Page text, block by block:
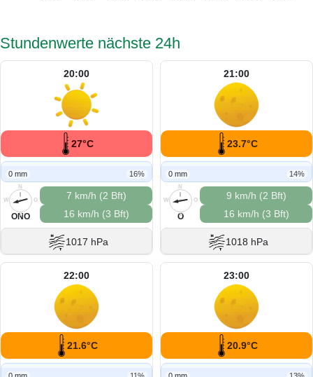
Stundenwerte nächste 24h
20:00
27°C
0 mm 16%
N
O
S
W
ONO
7 km/h (2 Bft)
16 km/h (3 Bft)
1017 hPa
21:00
23.7°C
0 mm 14%
N
O
S
W
O
9 km/h (2 Bft)
16 km/h (3 Bft)
1018 hPa
22:00
21.6°C
0 mm 11%
23:00
20.9°C
0 mm 13%